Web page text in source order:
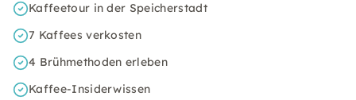
Kaffeetour in der Speicherstadt
7 Kaffees verkosten
4 Brühmethoden erleben
Kaffee-Insiderwissen